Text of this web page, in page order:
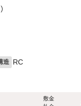
造 RC
敷金